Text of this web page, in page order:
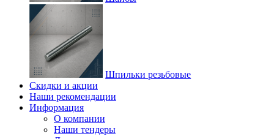
Шпильки резьбовые
Скидки и акции
Наши рекомендации
Информация
О компании
Наши тендеры